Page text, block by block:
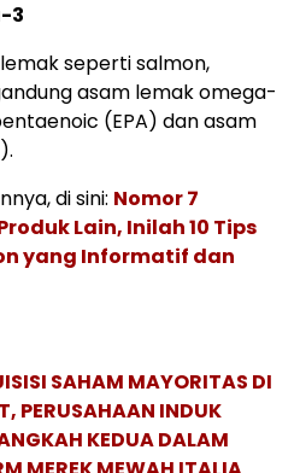
3
seperti salmon,
asam lemak omega-
(EPA) dan asam
di sini: Nomor 7
Lain, Inilah 10 Tips
yang Informatif dan
SAHAM MAYORITAS DI
PERUSAHAAN INDUK
KEDUA DALAM